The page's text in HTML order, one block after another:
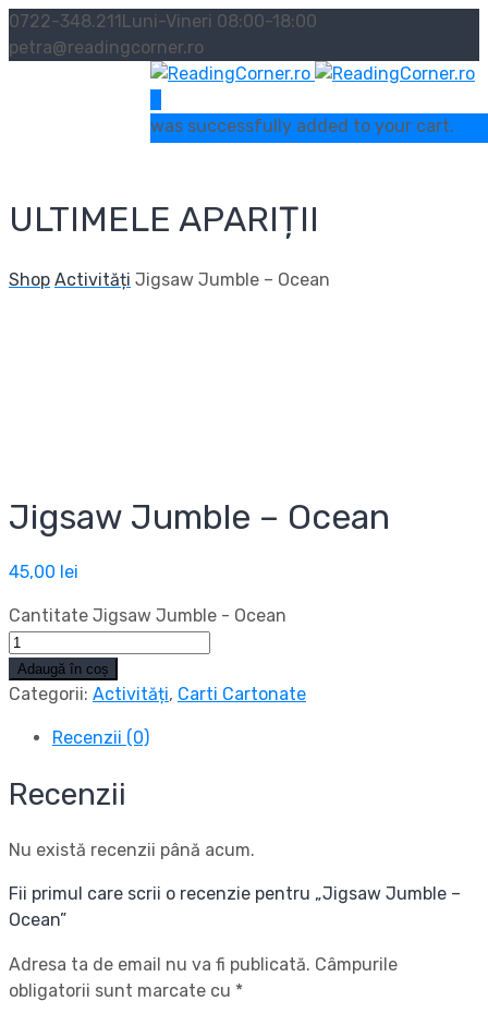
0722-348.211Luni-Vineri 08:00-18:00
petra@readingcorner.ro
was successfully added to your cart.
ULTIMELE APARIȚII
Shop Activități Jigsaw Jumble – Ocean
Jigsaw Jumble – Ocean
45,00 lei
Cantitate Jigsaw Jumble - Ocean
Adaugă în coș
Categorii: Activități, Carti Cartonate
Recenzii (0)
Recenzii
Nu există recenzii până acum.
Fii primul care scrii o recenzie pentru „Jigsaw Jumble –
Ocean”
Adresa ta de email nu va fi publicată. Câmpurile
obligatorii sunt marcate cu *